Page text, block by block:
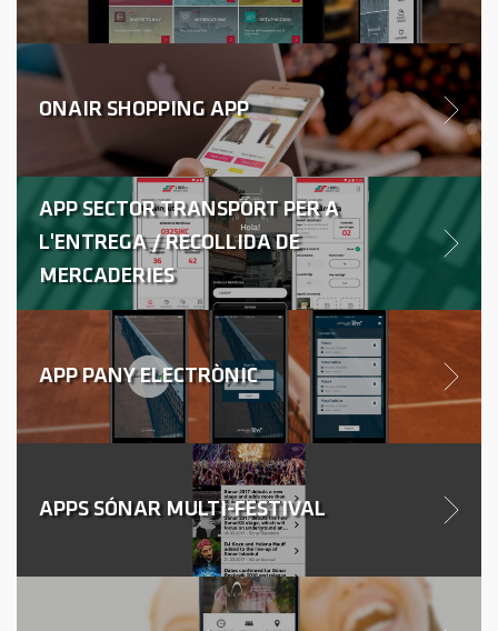
ONAIR SHOPPING APP
APP SECTOR TRANSPORT PER A
L'ENTREGA / RECOLLIDA DE
MERCADERIES
APP PANY ELECTRÒNIC
APPS SÓNAR MULTI-FESTIVAL